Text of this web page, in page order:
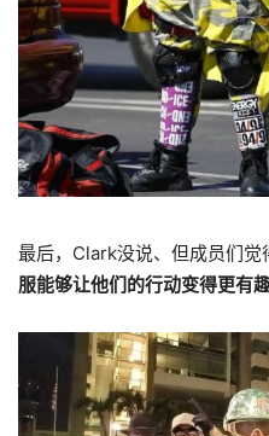
最后，Clark没说、但成员们觉
服能够让他们的行动变得更有